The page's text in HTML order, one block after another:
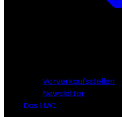
Vorverkaufsstellen
Newsletter
Das LMC